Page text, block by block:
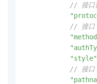
// 接口
// 接口
"style"
// 接口